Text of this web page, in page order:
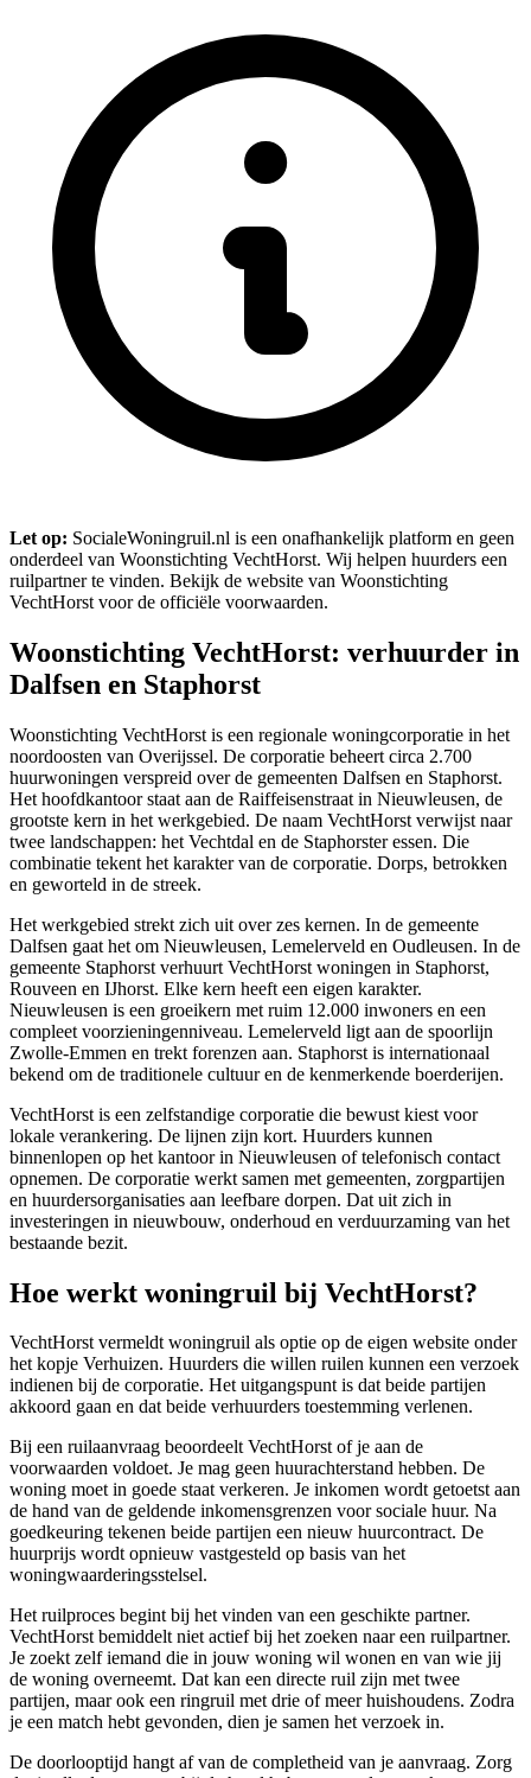
Let op: SocialeWoningruil.nl is een onafhankelijk platform en geen
onderdeel van Woonstichting VechtHorst. Wij helpen huurders een
ruilpartner te vinden. Bekijk de website van Woonstichting
VechtHorst voor de officiële voorwaarden.
Woonstichting VechtHorst: verhuurder in
Dalfsen en Staphorst
Woonstichting VechtHorst is een regionale woningcorporatie in het
noordoosten van Overijssel. De corporatie beheert circa 2.700
huurwoningen verspreid over de gemeenten Dalfsen en Staphorst.
Het hoofdkantoor staat aan de Raiffeisenstraat in Nieuwleusen, de
grootste kern in het werkgebied. De naam VechtHorst verwijst naar
twee landschappen: het Vechtdal en de Staphorster essen. Die
combinatie tekent het karakter van de corporatie. Dorps, betrokken
en geworteld in de streek.
Het werkgebied strekt zich uit over zes kernen. In de gemeente
Dalfsen gaat het om Nieuwleusen, Lemelerveld en Oudleusen. In de
gemeente Staphorst verhuurt VechtHorst woningen in Staphorst,
Rouveen en IJhorst. Elke kern heeft een eigen karakter.
Nieuwleusen is een groeikern met ruim 12.000 inwoners en een
compleet voorzieningenniveau. Lemelerveld ligt aan de spoorlijn
Zwolle-Emmen en trekt forenzen aan. Staphorst is internationaal
bekend om de traditionele cultuur en de kenmerkende boerderijen.
VechtHorst is een zelfstandige corporatie die bewust kiest voor
lokale verankering. De lijnen zijn kort. Huurders kunnen
binnenlopen op het kantoor in Nieuwleusen of telefonisch contact
opnemen. De corporatie werkt samen met gemeenten, zorgpartijen
en huurdersorganisaties aan leefbare dorpen. Dat uit zich in
investeringen in nieuwbouw, onderhoud en verduurzaming van het
bestaande bezit.
Hoe werkt woningruil bij VechtHorst?
VechtHorst vermeldt woningruil als optie op de eigen website onder
het kopje Verhuizen. Huurders die willen ruilen kunnen een verzoek
indienen bij de corporatie. Het uitgangspunt is dat beide partijen
akkoord gaan en dat beide verhuurders toestemming verlenen.
Bij een ruilaanvraag beoordeelt VechtHorst of je aan de
voorwaarden voldoet. Je mag geen huurachterstand hebben. De
woning moet in goede staat verkeren. Je inkomen wordt getoetst aan
de hand van de geldende inkomensgrenzen voor sociale huur. Na
goedkeuring tekenen beide partijen een nieuw huurcontract. De
huurprijs wordt opnieuw vastgesteld op basis van het
woningwaarderingsstelsel.
Het ruilproces begint bij het vinden van een geschikte partner.
VechtHorst bemiddelt niet actief bij het zoeken naar een ruilpartner.
Je zoekt zelf iemand die in jouw woning wil wonen en van wie jij
de woning overneemt. Dat kan een directe ruil zijn met twee
partijen, maar ook een ringruil met drie of meer huishoudens. Zodra
je een match hebt gevonden, dien je samen het verzoek in.
De doorlooptijd hangt af van de completheid van je aanvraag. Zorg